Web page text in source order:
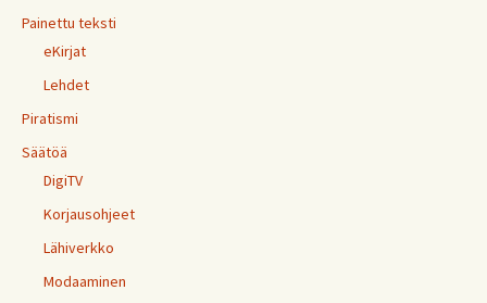
Painettu teksti
eKirjat
Lehdet
Piratismi
Säätöä
DigiTV
Korjausohjeet
Lähiverkko
Modaaminen